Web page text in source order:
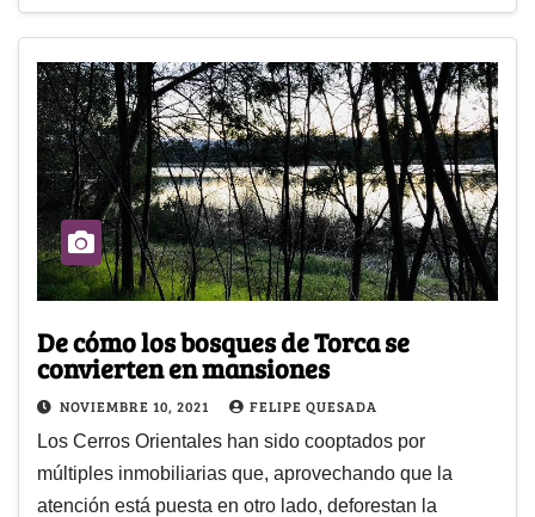
De cómo los bosques de Torca se
convierten en mansiones
NOVIEMBRE 10, 2021 FELIPE QUESADA
Los Cerros Orientales han sido cooptados por
múltiples inmobiliarias que, aprovechando que la
atención está puesta en otro lado, deforestan la